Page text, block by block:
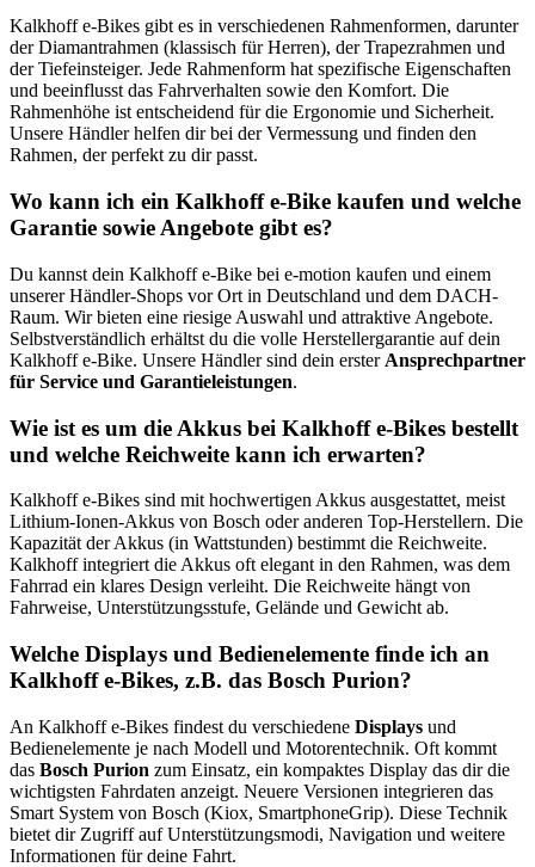
Kalkhoff e-Bikes gibt es in verschiedenen Rahmenformen, darunter
der Diamantrahmen (klassisch für Herren), der Trapezrahmen und
der Tiefeinsteiger. Jede Rahmenform hat spezifische Eigenschaften
und beeinflusst das Fahrverhalten sowie den Komfort. Die
Rahmenhöhe ist entscheidend für die Ergonomie und Sicherheit.
Unsere Händler helfen dir bei der Vermessung und finden den
Rahmen, der perfekt zu dir passt.
Wo kann ich ein Kalkhoff e-Bike kaufen und welche
Garantie sowie Angebote gibt es?
Du kannst dein Kalkhoff e-Bike bei e-motion kaufen und einem
unserer Händler-Shops vor Ort in Deutschland und dem DACH-
Raum. Wir bieten eine riesige Auswahl und attraktive Angebote.
Selbstverständlich erhältst du die volle Herstellergarantie auf dein
Kalkhoff e-Bike. Unsere Händler sind dein erster Ansprechpartner
für Service und Garantieleistungen.
Wie ist es um die Akkus bei Kalkhoff e-Bikes bestellt
und welche Reichweite kann ich erwarten?
Kalkhoff e-Bikes sind mit hochwertigen Akkus ausgestattet, meist
Lithium-Ionen-Akkus von Bosch oder anderen Top-Herstellern. Die
Kapazität der Akkus (in Wattstunden) bestimmt die Reichweite.
Kalkhoff integriert die Akkus oft elegant in den Rahmen, was dem
Fahrrad ein klares Design verleiht. Die Reichweite hängt von
Fahrweise, Unterstützungsstufe, Gelände und Gewicht ab.
Welche Displays und Bedienelemente finde ich an
Kalkhoff e-Bikes, z.B. das Bosch Purion?
An Kalkhoff e-Bikes findest du verschiedene Displays und
Bedienelemente je nach Modell und Motorentechnik. Oft kommt
das Bosch Purion zum Einsatz, ein kompaktes Display das dir die
wichtigsten Fahrdaten anzeigt. Neuere Versionen integrieren das
Smart System von Bosch (Kiox, SmartphoneGrip). Diese Technik
bietet dir Zugriff auf Unterstützungsmodi, Navigation und weitere
Informationen für deine Fahrt.